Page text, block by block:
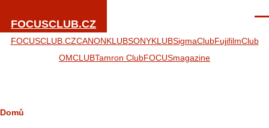
FOCUSCLUB.CZ
FOCUSCLUB.CZCANONKLUBSONYKLUBSigmaClubFujifilmClub
OMCLUBTamron ClubFOCUSmagazine
Drobečková
Domů